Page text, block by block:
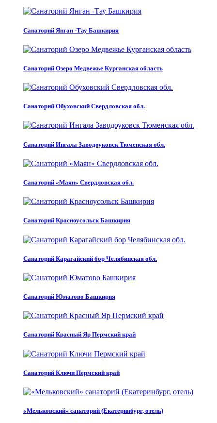
Санаторий Янган -Тау Башкирия
Санаторий Озеро Медвежье Курганская область
Санаторий Обуховский Свердловская обл.
Санаторий Ингала Заводоуковск Тюменская обл.
Санаторий «Маян» Свердловская обл.
Санаторий Красноусольск Башкирия
Санаторий Карагайский бор Челябинская обл.
Санаторий Юматово Башкирия
Санаторий Красный Яр Пермский край
Санаторий Ключи Пермский край
«Мельковский» санаторий (Екатеринбург, отель)